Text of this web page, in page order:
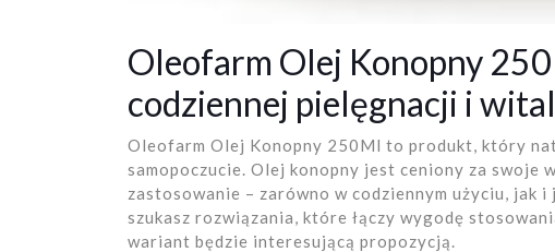
Oleofarm Olej Konopny
codziennej pielęgnacji i
Oleofarm Olej Konopny 250Ml to produkt, który
samopoczucie. Olej konopny jest ceniony za swoje
zastosowanie – zarówno w codziennym użyciu, jak
szukasz rozwiązania, które łączy wygodę
wariant będzie interesującą propozycją.